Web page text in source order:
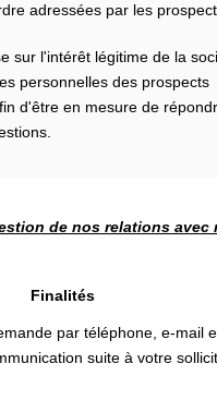
adressées par les
sur l'intérêt légitime de la
personnelles des prospects
d'être en mesure de
de nos relations avec
Finalités
par téléphone, e-mail
suite à votre